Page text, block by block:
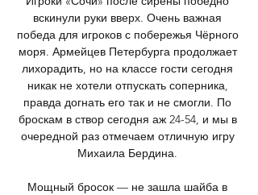
вскинули руки вверх. Очень важная
победа для игроков с побережья Чёрного
моря. Армейцев Петербурга продолжает
лихорадить, но на классе гости сегодня
никак не хотели отпускать соперника,
правда догнать его так и не смогли. По
броскам в створ сегодня аж 24-54, и мы в
очередной раз отмечаем отличную игру
Михаила Бердина.
Мощный бросок — не зашла шайба в